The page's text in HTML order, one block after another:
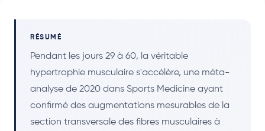
RÉSUMÉ
Pendant les jours 29 à 60, la véritable
hypertrophie musculaire s'accélère, une méta-
analyse de 2020 dans Sports Medicine ayant
confirmé des augmentations mesurables de la
section transversale des fibres musculaires à